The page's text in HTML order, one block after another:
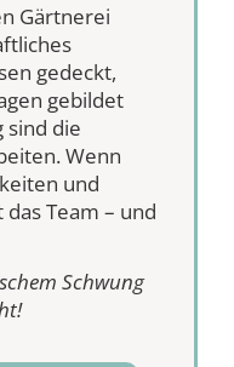
Gärtnerei
gedeckt,
gebildet
sind die
Wenn
und
Team – und
Schwung